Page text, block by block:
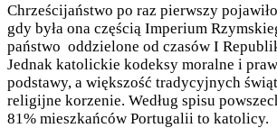
Chrześcijaństwo po raz pierwszy
gdy była ona częścią Imperium
państwo oddzielone od czasów I
Jednak katolickie kodeksy moralne i
podstawy, a większość tradycyjnych
religijne korzenie. Według spisu
81% mieszkańców Portugalii to katolicy.